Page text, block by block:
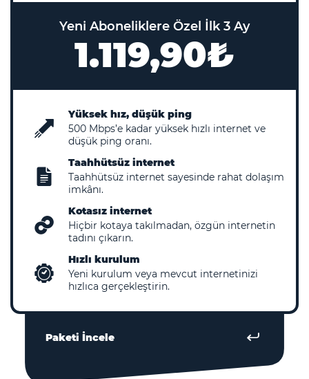
Yeni Aboneliklere Özel İlk 3 Ay
1.119,90₺
Yüksek hız, düşük ping
500 Mbps’e kadar yüksek hızlı internet ve
düşük ping oranı.
Taahhütsüz internet
Taahhütsüz internet sayesinde rahat dolaşım
imkânı.
Kotasız internet
Hiçbir kotaya takılmadan, özgün internetin
tadını çıkarın.
Hızlı kurulum
Yeni kurulum veya mevcut internetinizi
hızlıca gerçekleştirin.
Paketi İncele